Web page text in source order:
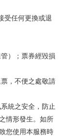
受任何更換或退
）；票券經毀損
，不便之處敬請
統之安全，防止
情形發生。如所
您使用本服務時